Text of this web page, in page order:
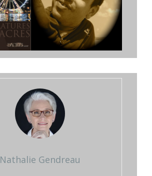
Nathalie Gendreau